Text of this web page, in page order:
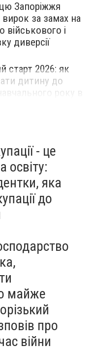
Запоріжжя
за замах на
військового і
диверсії
старт 2026: як
дитину до
- це
освіту:
яка
до
майже
про
війни